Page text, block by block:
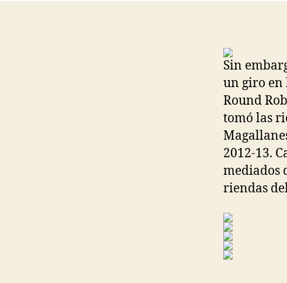
Sin
un giro en
Round
tomó las
2012-13.
mediados
riendas